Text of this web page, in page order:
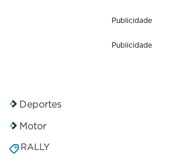
Publicidade
Publicidade
Deportes
Motor
RALLY